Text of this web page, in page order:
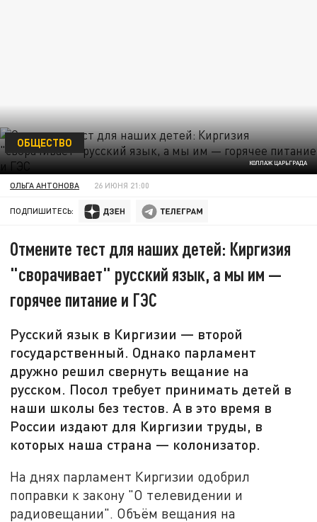
КОЛЛАЖ ЦАРЬГРАДА
ОБЩЕСТВО
ОЛЬГА АНТОНОВА 26 ИЮНЯ 21:00
ПОДПИШИТЕСЬ:
Отмените тест для наших детей: Киргизия
"сворачивает" русский язык, а мы им —
горячее питание и ГЭС
Русский язык в Киргизии — второй
государственный. Однако парламент
дружно решил свернуть вещание на
русском. Посол требует принимать детей в
наши школы без тестов. А в это время в
России издают для Киргизии труды, в
которых наша страна — колонизатор.
На днях парламент Киргизии одобрил
поправки к закону "О телевидении и
радиовещании". Объём вещания на